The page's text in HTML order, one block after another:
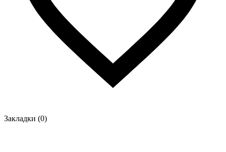
Закладки (0)